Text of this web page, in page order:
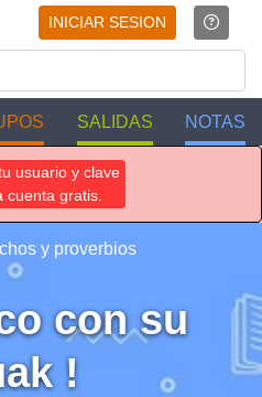
INICIAR SESION
SALIDAS NOTAS
usuario y clave
cuenta gratis.
y proverbios
con su
!